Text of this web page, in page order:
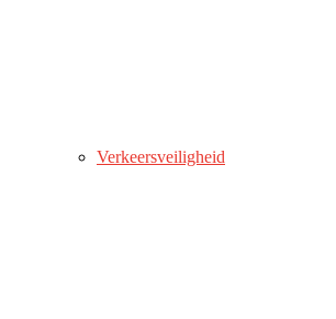
Verkeersveiligheid